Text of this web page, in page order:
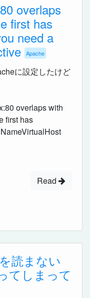
overlaps
first has
need a
Apache
に設定したけど
overlaps with
first has
Read
読まない
てしまって